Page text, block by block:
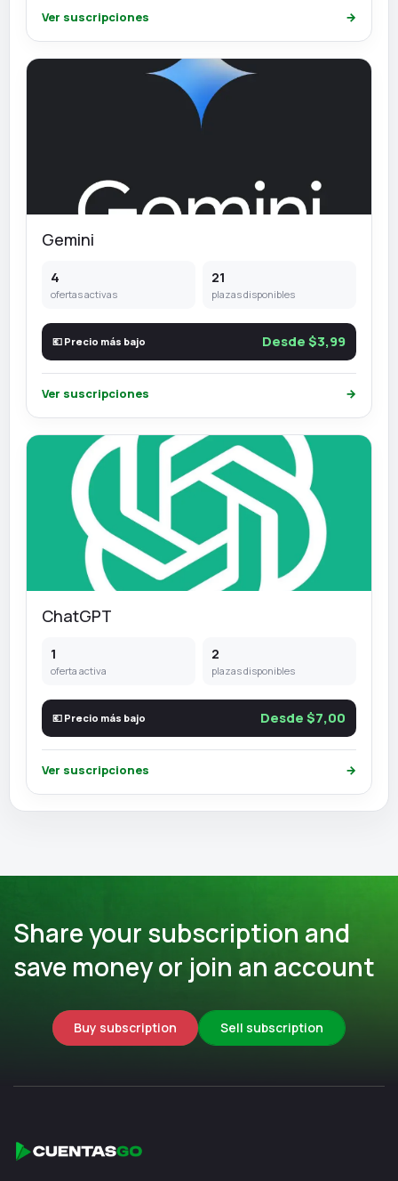
Ver suscripciones →
Gemini
4
ofertas activas
21
plazas disponibles
💶 Precio más bajo Desde $3,99
Ver suscripciones →
ChatGPT
1
oferta activa
2
plazas disponibles
💶 Precio más bajo Desde $7,00
Ver suscripciones →
Share your subscription and
save money or join an account
Buy subscription Sell subscription